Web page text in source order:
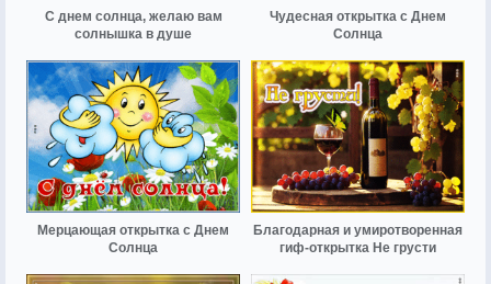
С днем солнца, желаю вам
солнышка в душе
Чудесная открытка с Днем
Солнца
Мерцающая открытка с Днем
Солнца
Благодарная и умиротворенная
гиф-открытка Не грусти